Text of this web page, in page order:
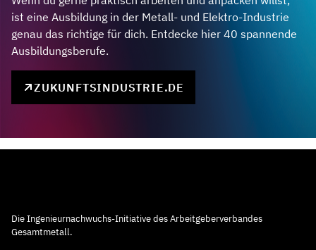
ist eine Ausbildung in der Metall- und Elektro-Industrie
genau das richtige für dich. Entdecke hier 40 spannende
Ausbildungsberufe.
ZUKUNFTSINDUSTRIE.DE
Die Ingenieurnachwuchs-Initiative des Arbeitgeberverbandes
Gesamtmetall.